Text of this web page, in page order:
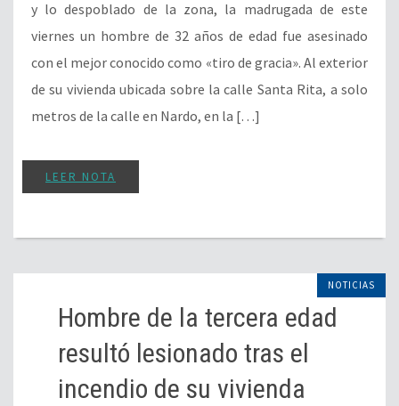
y lo despoblado de la zona, la madrugada de este
viernes un hombre de 32 años de edad fue asesinado
con el mejor conocido como «tiro de gracia». Al exterior
de su vivienda ubicada sobre la calle Santa Rita, a solo
metros de la calle en Nardo, en la […]
LEER NOTA
NOTICIAS
Hombre de la tercera edad
resultó lesionado tras el
incendio de su vivienda